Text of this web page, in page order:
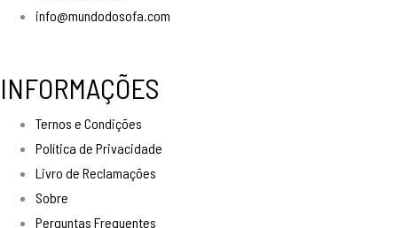
info@mundodosofa.com
INFORMAÇÕES
Ternos e Condições
Política de Privacidade
Livro de Reclamações
Sobre
Perguntas Frequentes